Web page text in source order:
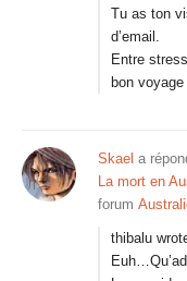
Tu as ton
d’email.
Entre
bon voyage
Skael a
La mort en
forum
thibalu